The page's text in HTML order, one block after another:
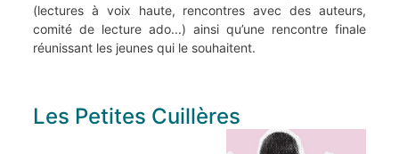
(lectures à voix haute, rencontres avec des auteurs,
comité de lecture ado...) ainsi qu’une rencontre finale
réunissant les jeunes qui le souhaitent.
Les Petites Cuillères